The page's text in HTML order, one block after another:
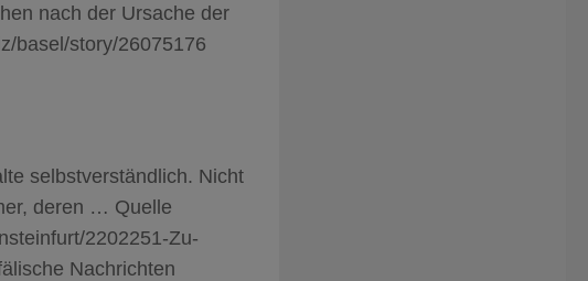
nach der Ursache der
basel/story/26075176
selbstverständlich. Nicht
deren … Quelle
2202251-Zu-
Nachrichten